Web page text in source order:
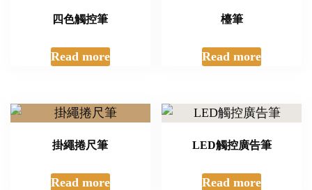
四色觸控筆
Read more
檯筆
Read more
掛繩捲尺筆
Read more
LED觸控廣告筆
Read more